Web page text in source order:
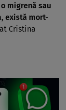
migrenă sau
există mort-
Cristina